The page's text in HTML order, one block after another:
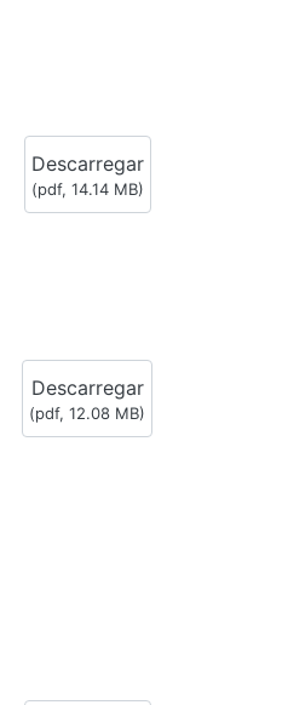
Descarregar
(pdf, 14.14 MB)
Descarregar
(pdf, 12.08 MB)